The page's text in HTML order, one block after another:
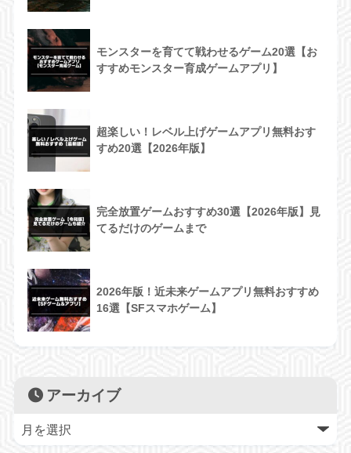
モンスターを育てて戦わせるゲーム20選【お
すすめモンスター育成ゲームアプリ】
超楽しい！レベル上げゲームアプリ無料おす
すめ20選【2026年版】
完全放置ゲームおすすめ30選【2026年版】見
てるだけのゲームまで
2026年版！近未来ゲームアプリ無料おすすめ
16選【SFスマホゲーム】
アーカイブ